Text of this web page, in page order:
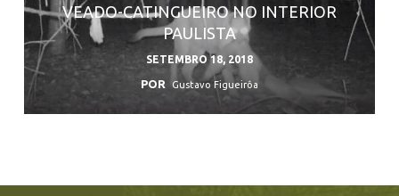
VEADO-CATINGUEIRO NO INTERIOR
PAULISTA
SETEMBRO 18, 2018
POR Gustavo Figueirôa